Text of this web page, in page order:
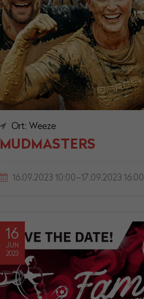
Ort: Weeze
MUDMASTERS
16.09.2023 10:00–17.09.2023 16:00
16
JUN
2023